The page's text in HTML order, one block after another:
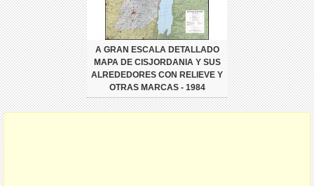
A GRAN ESCALA DETALLADO
MAPA DE CISJORDANIA Y SUS
ALREDEDORES CON RELIEVE Y
OTRAS MARCAS - 1984